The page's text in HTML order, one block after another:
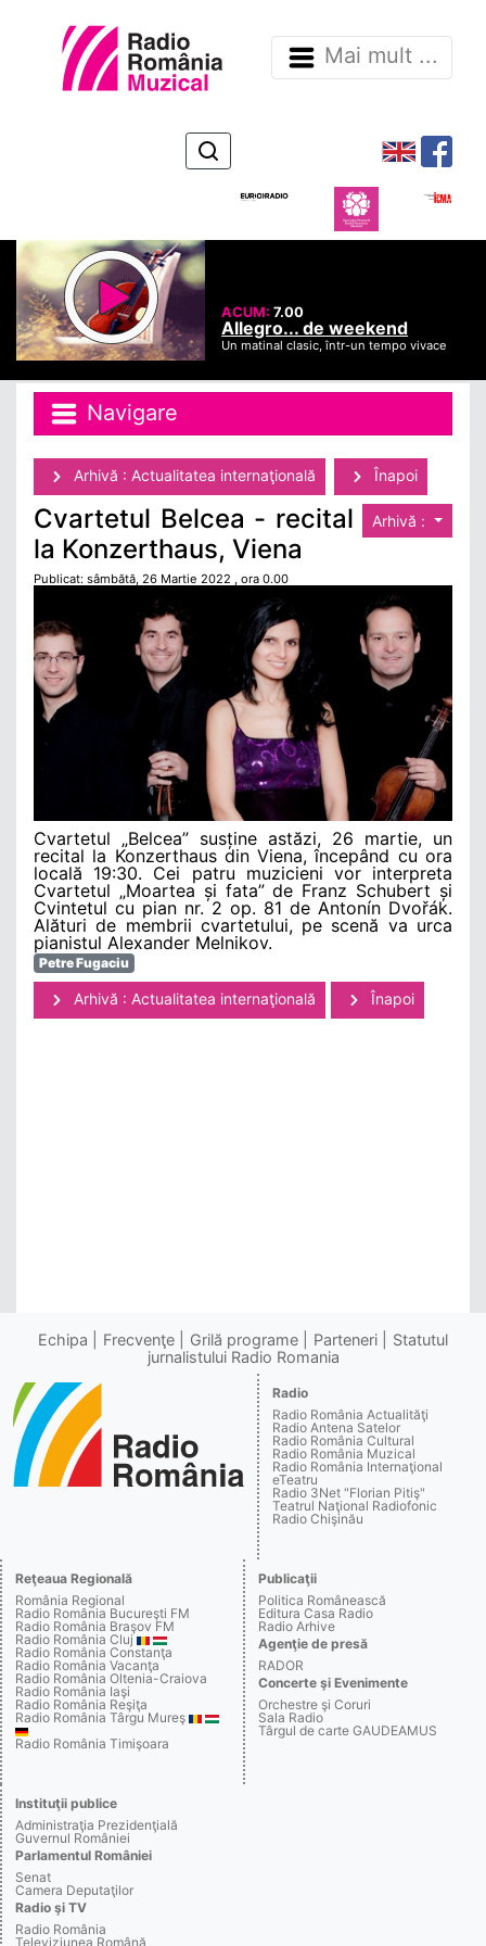
Mai mult ...
ACUM:7.00
Allegro... de weekend
Un matinal clasic, într-un tempo vivace
Navigare
Arhivă : Actualitatea internaţională Înapoi
Arhivă :
Cvartetul Belcea - recital
la Konzerthaus, Viena
Publicat: sâmbătă, 26 Martie 2022 , ora 0.00
Cvartetul „Belcea” susține astăzi, 26 martie, un
recital la Konzerthaus din Viena, începând cu ora
locală 19:30. Cei patru muzicieni vor interpreta
Cvartetul „Moartea și fata” de Franz Schubert și
Cvintetul cu pian nr. 2 op. 81 de Antonín Dvořák.
Alături de membrii cvartetului, pe scenă va urca
pianistul Alexander Melnikov.
Petre Fugaciu
Arhivă : Actualitatea internaţională Înapoi
Echipa Frecvenţe Grilă programe Parteneri
Statutul
jurnalistului Radio Romania
Radio
Radio România Actualităţi
Radio Antena Satelor
Radio România Cultural
Radio România Muzical
Radio România Internaţional
eTeatru
Radio 3Net "Florian Pitiş"
Teatrul Naţional Radiofonic
Radio Chişinău
Reţeaua Regională
România Regional
Radio România Bucureşti FM
Radio România Braşov FM
Radio România Cluj
Radio România Constanţa
Radio România Vacanţa
Radio România Oltenia-Craiova
Radio România Iaşi
Radio România Reşiţa
Radio România Târgu Mureş
Radio România Timişoara
Publicaţii
Politica Românească
Editura Casa Radio
Radio Arhive
Agenţie de presă
RADOR
Concerte şi Evenimente
Orchestre şi Coruri
Sala Radio
Târgul de carte GAUDEAMUS
Instituţii publice
Administraţia Prezidenţială
Guvernul României
Parlamentul României
Senat
Camera Deputaţilor
Radio şi TV
Radio România
Televiziunea Română